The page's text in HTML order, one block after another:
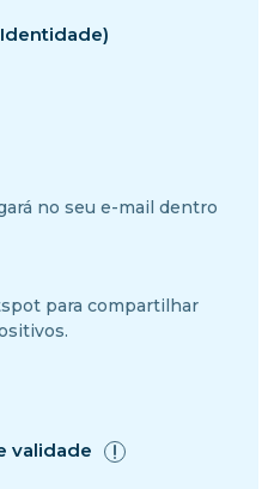
no seu e-mail dentro
para compartilhar
validade